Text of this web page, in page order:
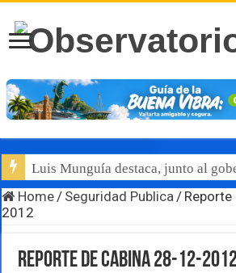
Luis Munguía destaca, junto al
Home / Seguridad Publica /
2012
Reporte de Cabina 28-12-